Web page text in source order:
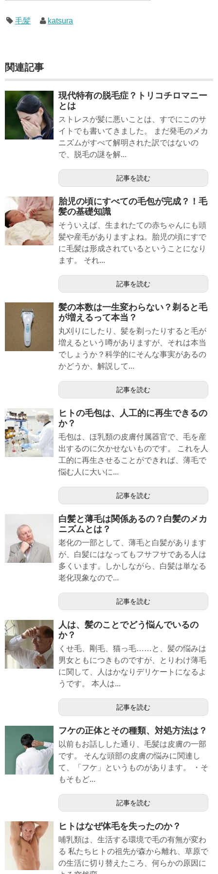
毛髪 katsura
関連記事
現代特有の脱毛症？トリコチロマニー
とは
ストレスが髪に悪いことは、すでにこのサ
イトでも書いてきました。 まだ発毛のメカ
ニズムがすべて解明された訳ではないの
で、脱毛の謎を解...
記事を読む
胎児の頃にすべての毛包が完成？！毛
髪の基礎知識
そういえば、生まれたての赤ちゃんにも頭
髪や産毛がありますよね。胎児の頃にすで
に毛髪は形成されているということになり
ます。 それ...
記事を読む
髪の本数は一生変わらない？剃ると毛
が増えるって本当？
丸刈りにしたり、髪を剃ったりすると毛が
増えるという噂がありますが、それは本当
でしょうか？科学的にそんな事実があるの
かどうか、解説して...
記事を読む
ヒトの毛包は、人工的に再生できるの
か？
毛包は、ほ乳類の皮膚付属器官で、毛を産
出するのに欠かせないものです。 これを人
工的に再生させることができれば、薄毛で
悩む人に大いに...
記事を読む
白髪と薄毛は関係あるの？白髪のメカ
ニズムとは？
老化の一部として、薄毛と白髪があります
が、白髪にはなってもフサフサである人は
多くいます。しかしながら、白髪は単なる
老化現象なので...
記事を読む
人は、髪のことでどう悩んでいるの
か？
くせ毛、剛毛、猫っ毛……と、髪の悩みは
男女ともにつきものですが、とりわけ薄毛
に関して、人はかなりデリケートになるよ
うです。 本人は...
記事を読む
フケの正体とその種類、対処方法は？
以前もお話しした通り、毛髪は皮膚の一部
です。 そんな頭部の皮膚の悩みに関連し
て、「フケ」というものがあります。 ・そ
もそもど...
記事を読む
ヒトはなぜ体毛を失ったのか？
哺乳類は、生活する環境で毛の有無が変わ
る 私たちヒトの祖先が森から離れ、草原で
の生活に切り替えたころ、何らかの原因に